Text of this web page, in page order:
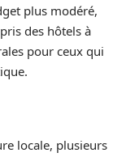
plus modéré,
des hôtels à
pour ceux qui
locale, plusieurs